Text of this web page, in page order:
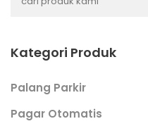
Kategori Produk
Palang Parkir
Pagar Otomatis